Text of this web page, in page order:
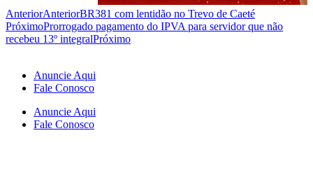
AnteriorAnteriorBR381 com lentidão no Trevo de Caeté
PróximoProrrogado pagamento do IPVA para servidor que não
recebeu 13º integralPróximo
Anuncie Aqui
Fale Conosco
Anuncie Aqui
Fale Conosco